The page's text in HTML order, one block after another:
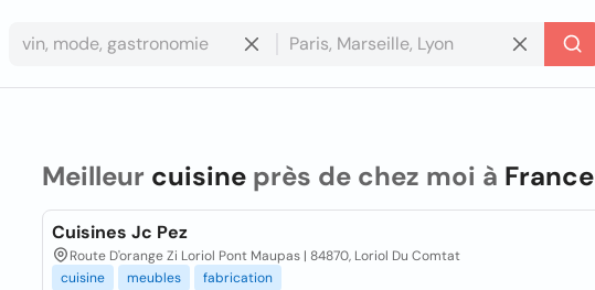
Meilleur cuisineprès de chez moi à France
Cuisines Jc Pez
Route D'orange Zi Loriol Pont Maupas | 84870, Loriol Du Comtat
cuisine
meubles fabrication